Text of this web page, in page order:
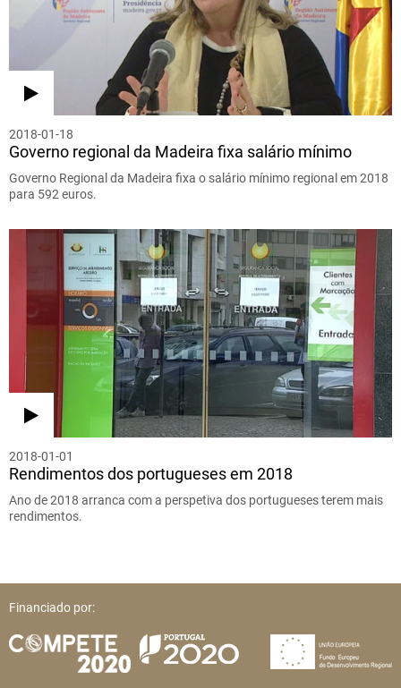
2018-01-18
Governo regional da Madeira fixa salário mínimo
Governo Regional da Madeira fixa o salário mínimo regional em 2018
para 592 euros.
2018-01-01
Rendimentos dos portugueses em 2018
Ano de 2018 arranca com a perspetiva dos portugueses terem mais
rendimentos.
Financiado por: